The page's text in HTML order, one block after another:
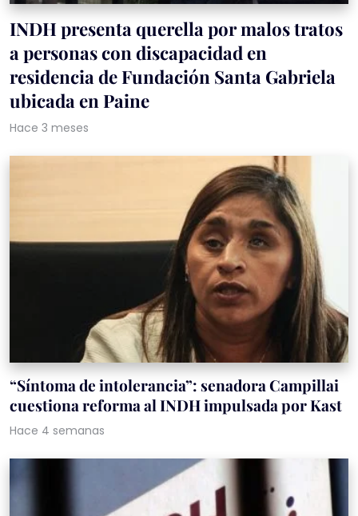
INDH presenta querella por malos tratos
a personas con discapacidad en
residencia de Fundación Santa Gabriela
ubicada en Paine
Hace 3 meses
“Síntoma de intolerancia”: senadora Campillai
cuestiona reforma al INDH impulsada por Kast
Hace 4 semanas